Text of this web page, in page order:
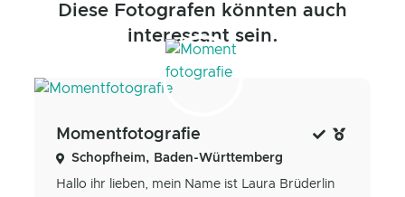
Diese Fotografen könnten auch
interessant sein.
Momentfotografie
Schopfheim, Baden-Württemberg
Hallo ihr lieben, mein Name ist Laura Brüderlin